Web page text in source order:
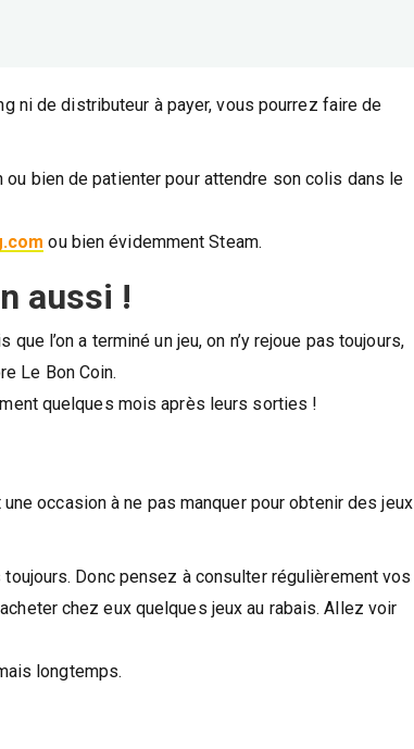
ni de distributeur à payer, vous pourrez faire de
bien de patienter pour attendre son colis dans le
ou bien évidemment Steam.
aussi !
l’on a terminé un jeu, on n’y rejoue pas toujours,
Le Bon Coin.
quelques mois après leurs sorties !
occasion à ne pas manquer pour obtenir des jeux
Donc pensez à consulter régulièrement vos
chez eux quelques jeux au rabais. Allez voir
longtemps.